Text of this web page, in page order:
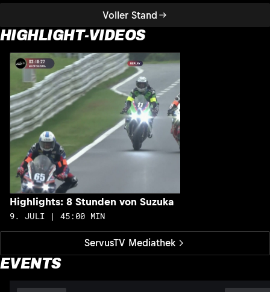
Voller Stand
HIGHLIGHT-VIDEOS
ServusTV Mediathek
Highlights: 8 Stunden von Suzuka
9. JULI | 45:00 MIN
EVENTS